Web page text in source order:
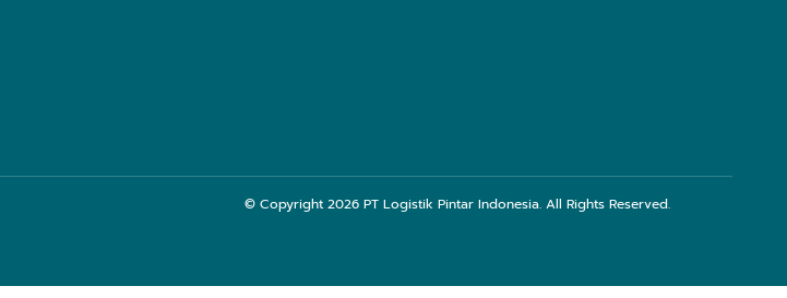
© Copyright2026 PT Logistik Pintar Indonesia. All Rights Reserved.